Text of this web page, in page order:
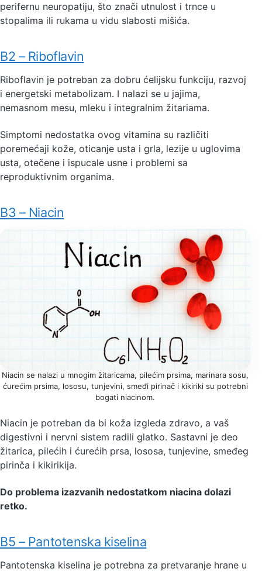
perifernu neuropatiju, što znači utnulost i trnce u
stopalima ili rukama u vidu slabosti mišića.
B2 – Riboflavin
Riboflavin je potreban za dobru ćelijsku funkciju, razvoj
i energetski metabolizam. I nalazi se u jajima,
nemasnom mesu, mleku i integralnim žitariama.
Simptomi nedostatka ovog vitamina su različiti
poremećaji kože, oticanje usta i grla, lezije u uglovima
usta, otečene i ispucale usne i problemi sa
reproduktivnim organima.
B3 – Niacin
Niacin se nalazi u mnogim žitaricama, pilećim prsima, marinara sosu,
ćurećim prsima, lososu, tunjevini, smeđi pirinač i kikiriki su potrebni
bogati niacinom.
Niacin je potreban da bi koža izgleda zdravo, a vaš
digestivni i nervni sistem radili glatko. Sastavni je deo
žitarica, pilećih i ćurećih prsa, lososa, tunjevine, smeđeg
pirinča i kikirikija.
Do problema izazvanih nedostatkom niacina dolazi
retko.
B5 – Pantotenska kiselina
Pantotenska kiselina je potrebna za pretvaranje hrane u